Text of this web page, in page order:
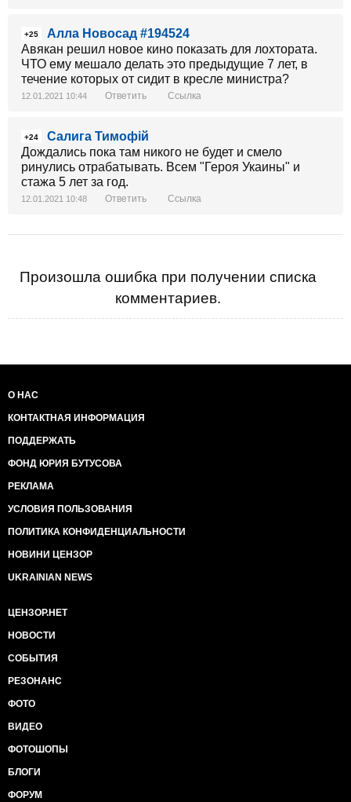
+25
Алла Новосад #194524
Авякан решил новое кино показать для лохтората.
ЧТО ему мешало делать это предыдущие 7 лет, в
течение которых от сидит в кресле министра?
12.01.2021 10:44 Ответить Ссылка
+24
Салига Тимофій
Дождались пока там никого не будет и смело
ринулись отрабатывать. Всем "Героя Укаины" и
стажа 5 лет за год.
12.01.2021 10:48 Ответить Ссылка
Произошла ошибка при получении списка
комментариев.
О НАС
КОНТАКТНАЯ ИНФОРМАЦИЯ
ПОДДЕРЖАТЬ
ФОНД ЮРИЯ БУТУСОВА
РЕКЛАМА
УСЛОВИЯ ПОЛЬЗОВАНИЯ
ПОЛИТИКА КОНФИДЕНЦИАЛЬНОСТИ
НОВИНИ ЦЕНЗОР
UKRAINIAN NEWS
ЦЕНЗОР.НЕТ
НОВОСТИ
СОБЫТИЯ
РЕЗОНАНС
ФОТО
ВИДЕО
ФОТОШОПЫ
БЛОГИ
ФОРУМ